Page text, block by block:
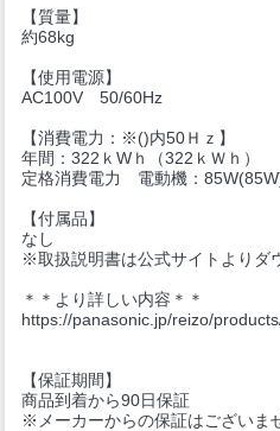
【質量】
約68kg
【使用電源】
AC100V 50/60Hz
【消費電力：※()内50Ｈｚ】
年間：322ｋWｈ（322ｋＷｈ）
定格消費電力 電動機：
【付属品】
なし
※取扱説明書は公式サイトよりダ
＊＊より詳しい内容＊＊
https://panasonic.jp/reizo/
【保証期間】
商品到着から90日保証
※メーカーからの保証はございま